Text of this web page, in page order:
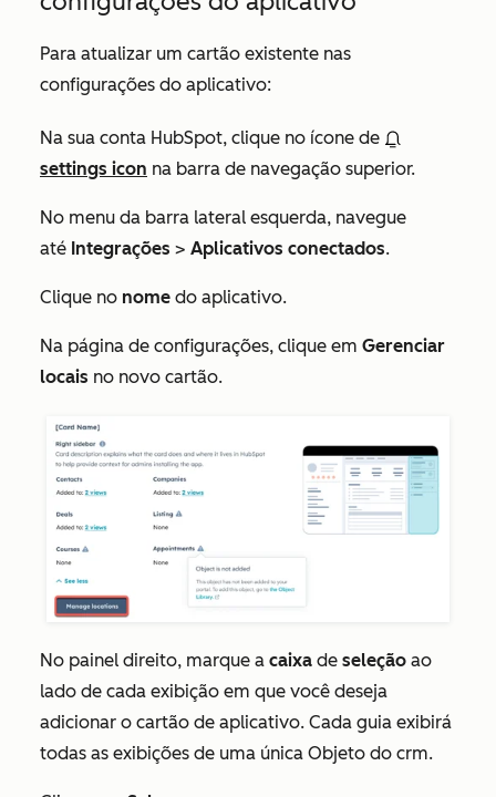
Para atualizar um cartão existente nas
configurações do aplicativo:
Na sua conta HubSpot, clique no ícone de
settings icon na barra de navegação superior.
No menu da barra lateral esquerda, navegue
até Integrações > Aplicativos conectados.
Clique no nome do aplicativo.
Na página de configurações, clique em Gerenciar
locais no novo cartão.
No painel direito, marque a caixa de seleção ao
lado de cada exibição em que você deseja
adicionar o cartão de aplicativo. Cada guia exibirá
todas as exibições de uma única Objeto do crm.